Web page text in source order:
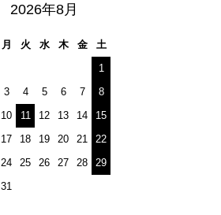
2026年8月
月 火 水 木 金
土
1
3 4 5 6 7
8
10 11 12 13 14
15
17 18 19 20 21
22
24 25 26 27 28
29
31